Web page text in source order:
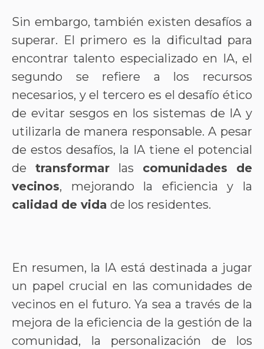
Sin embargo, también existen desafíos a
superar. El primero es la dificultad para
encontrar talento especializado en IA, el
segundo se refiere a los recursos
necesarios, y el tercero es el desafío ético
de evitar sesgos en los sistemas de IA y
utilizarla de manera responsable. A pesar
de estos desafíos, la IA tiene el potencial
de transformar las comunidades de
vecinos, mejorando la eficiencia y la
calidad de vida de los residentes.
En resumen, la IA está destinada a jugar
un papel crucial en las comunidades de
vecinos en el futuro. Ya sea a través de la
mejora de la eficiencia de la gestión de la
comunidad, la personalización de los